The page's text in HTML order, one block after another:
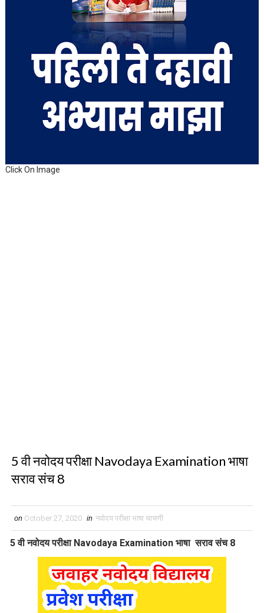
Click On Image
5 वी नवोदय परीक्षा Navodaya Examination भाषा
सराव संच 8
on October 27, 2020 in नवोदय परीक्षा भाषा चाचणी
5 वी नवोदय परीक्षा Navodaya Examination भाषा सराव संच 8